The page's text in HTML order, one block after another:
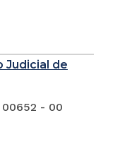
Judicial de
00652 - 00